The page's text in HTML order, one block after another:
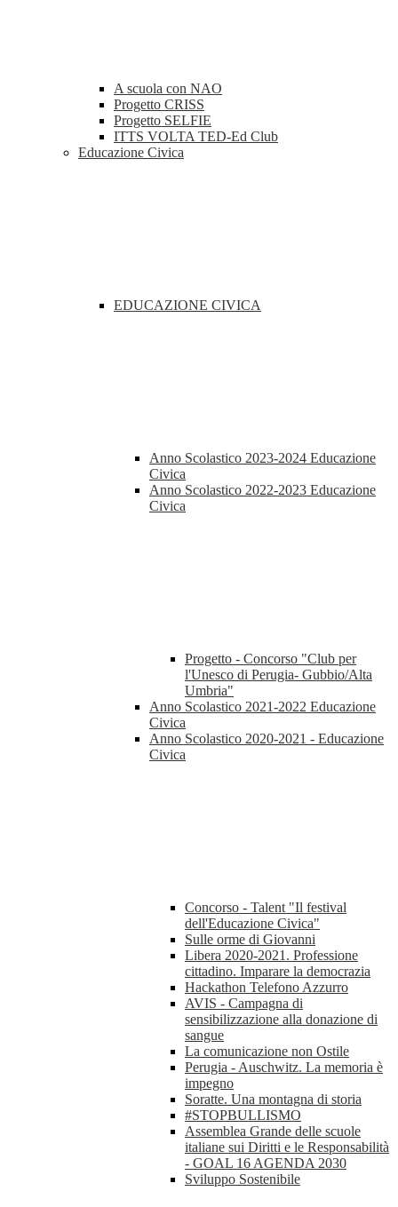
A scuola con NAO
Progetto CRISS
Progetto SELFIE
ITTS VOLTA TED-Ed Club
Educazione Civica
EDUCAZIONE CIVICA
Anno Scolastico 2023-2024 Educazione
Civica
Anno Scolastico 2022-2023 Educazione
Civica
Progetto - Concorso "Club per
l'Unesco di Perugia- Gubbio/Alta
Umbria"
Anno Scolastico 2021-2022 Educazione
Civica
Anno Scolastico 2020-2021 - Educazione
Civica
Concorso - Talent "Il festival
dell'Educazione Civica"
Sulle orme di Giovanni
Libera 2020-2021. Professione
cittadino. Imparare la democrazia
Hackathon Telefono Azzurro
AVIS - Campagna di
sensibilizzazione alla donazione di
sangue
La comunicazione non Ostile
Perugia - Auschwitz. La memoria è
impegno
Soratte. Una montagna di storia
#STOPBULLISMO
Assemblea Grande delle scuole
italiane sui Diritti e le Responsabilità
- GOAL 16 AGENDA 2030
Sviluppo Sostenibile